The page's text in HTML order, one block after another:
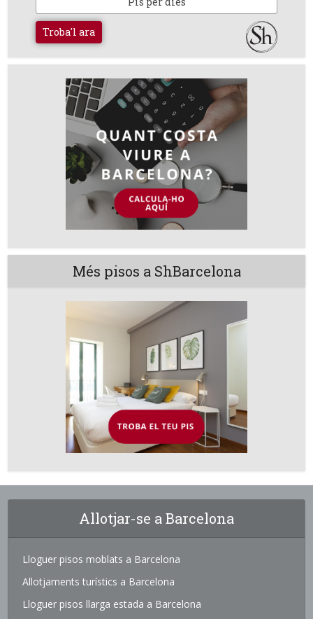
Troba'l ara
Més pisos a ShBarcelona
Allotjar-se a Barcelona
Lloguer pisos moblats a Barcelona
Allotjaments turístics a Barcelona
Lloguer pisos llarga estada a Barcelona